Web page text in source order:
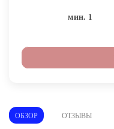
мин. 1
ОБЗОР ОТЗЫВЫ